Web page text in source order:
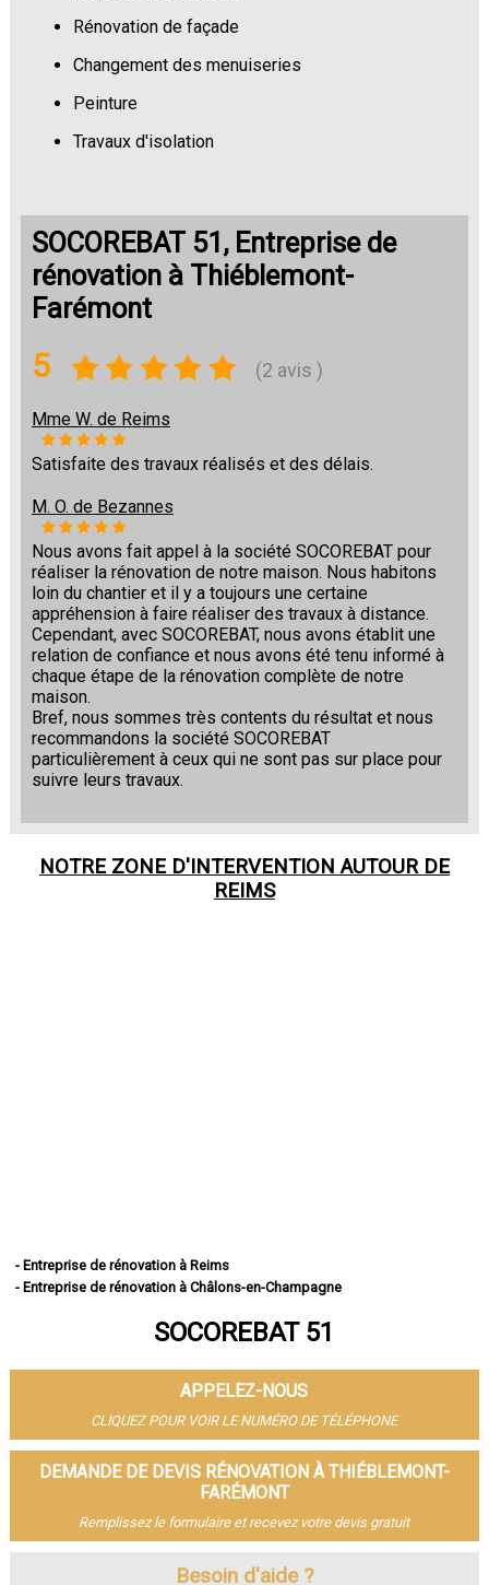
Rénovation de façade
Changement des menuiseries
Peinture
Travaux d'isolation
SOCOREBAT 51, Entreprise de
rénovation à Thiéblemont-
Farémont
5 (2 avis )
Mme W. de Reims
Satisfaite des travaux réalisés et des délais.
M. O. de Bezannes
Nous avons fait appel à la société SOCOREBAT pour
réaliser la rénovation de notre maison. Nous habitons
loin du chantier et il y a toujours une certaine
appréhension à faire réaliser des travaux à distance.
Cependant, avec SOCOREBAT, nous avons établit une
relation de confiance et nous avons été tenu informé à
chaque étape de la rénovation complète de notre
maison.
Bref, nous sommes très contents du résultat et nous
recommandons la société SOCOREBAT
particulièrement à ceux qui ne sont pas sur place pour
suivre leurs travaux.
NOTRE ZONE D'INTERVENTION AUTOUR DE
REIMS
- Entreprise de rénovation à Reims
- Entreprise de rénovation à Châlons-en-Champagne
- Entreprise de rénovation à Vitry-le-François
- Entreprise de rénovation à Bétheny
- Entreprise de rénovation à Cormontreuil
- Entreprise de rénovation à Fismes
- Entreprise de rénovation à Saint-Memmie
- Entreprise de rénovation à Sézanne
- Entreprise de rénovation à Mourmelon-le-Grand
- Entreprise de rénovation à Sainte-Menehould
- Entreprise de rénovation à Ay
SOCOREBAT 51
APPELEZ-NOUS
CLIQUEZ POUR VOIR LE NUMÉRO DE TÉLÉPHONE
DEMANDE DE DEVIS RÉNOVATION À THIÉBLEMONT-
FARÉMONT
Remplissez le formulaire et recevez votre devis gratuit
Besoin d'aide ?